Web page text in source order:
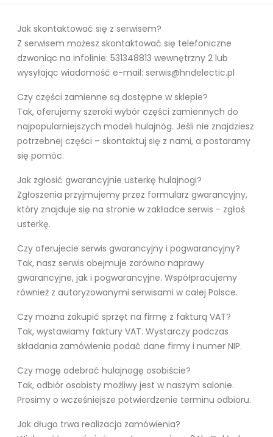
Jak skontaktować się z serwisem?
Z serwisem możesz skontaktować się telefoniczne
dzwoniąc na infolinie: 531348813 wewnętrzny 2 lub
wysyłając wiadomość e-mail: serwis@hndelectic.pl
Czy części zamienne są dostępne w sklepie?
Tak, oferujemy szeroki wybór części zamiennych do
najpopularniejszych modeli hulajnóg. Jeśli nie znajdziesz
potrzebnej części – skontaktuj się z nami, a postaramy
się pomóc.
Jak zgłosić gwarancyjnie usterkę hulajnogi?
Zgłoszenia przyjmujemy przez formularz gwarancyjny,
który znajduje się na stronie w zakładce serwis - zgłoś
usterkę.
Czy oferujecie serwis gwarancyjny i pogwarancyjny?
Tak, nasz serwis obejmuje zarówno naprawy
gwarancyjne, jak i pogwarancyjne. Współpracujemy
również z autoryzowanymi serwisami w całej Polsce.
Czy można zakupić sprzęt na firmę z fakturą VAT?
Tak, wystawiamy faktury VAT. Wystarczy podczas
składania zamówienia podać dane firmy i numer NIP.
Czy mogę odebrać hulajnogę osobiście?
Tak, odbiór osobisty możliwy jest w naszym salonie.
Prosimy o wcześniejsze potwierdzenie terminu odbioru.
Jak długo trwa realizacja zamówienia?